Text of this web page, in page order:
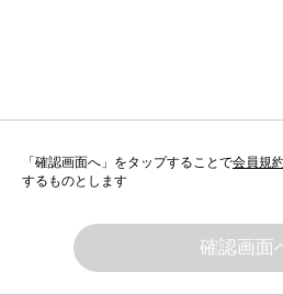
「確認画面へ」をタップすることで会員規
するものとします
確認画面